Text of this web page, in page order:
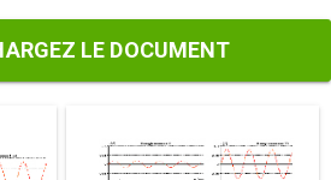
LE DOCUMENT